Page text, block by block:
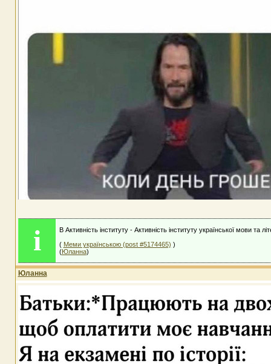
i
В Активність інституту - Активність інституту української мови та
( Меми українською (post #5174465) )
(Юланна)
Юланна